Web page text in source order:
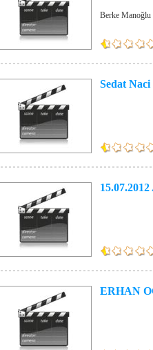
Berke Manoğlu
Sedat
ERHAN